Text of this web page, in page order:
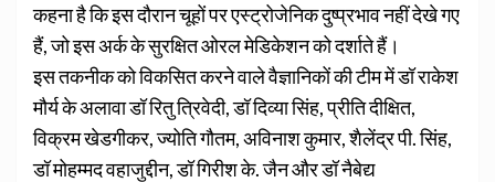
कहना है कि इस दौरान चूहों पर एस्ट्रोजेनिक दुष्प्रभाव नहीं देखे गए
हैं, जो इस अर्क के सुरक्षित ओरल मेडिकेशन को दर्शाते हैं।
इस तकनीक को विकसित करने वाले वैज्ञानिकों की टीम में डॉ राकेश
मौर्य के अलावा डॉ रितु त्रिवेदी, डॉ दिव्या सिंह, प्रीति दीक्षित,
विक्रम खेडगीकर, ज्योति गौतम, अविनाश कुमार, शैलेंद्र पी. सिंह,
डॉ मोहम्मद वहाजुद्दीन, डॉ गिरीश के. जैन और डॉ नैबेद्य